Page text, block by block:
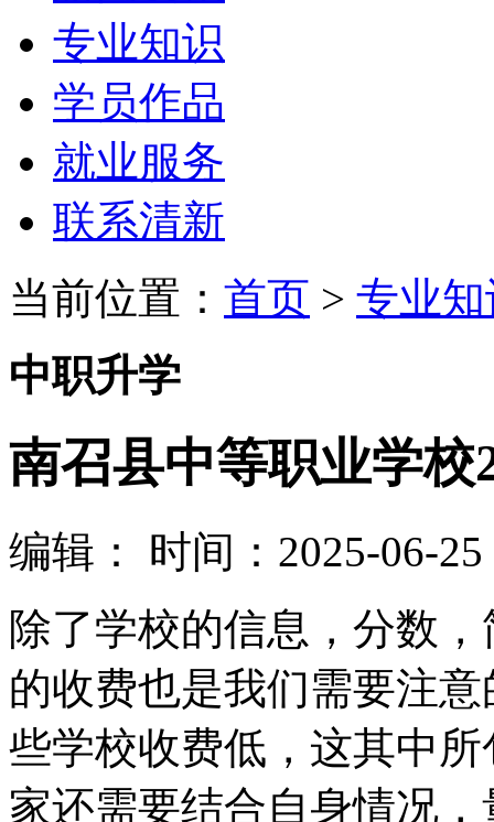
专业知识
学员作品
就业服务
联系清新
当前位置： 首页 > 专业
中职升学
南召县中等职业学校
编辑：
时间：2025-06-25
除了学校的信息，分数
的收费也是我们需要注
些学校收费低，这其中
家还需要结合自身情况